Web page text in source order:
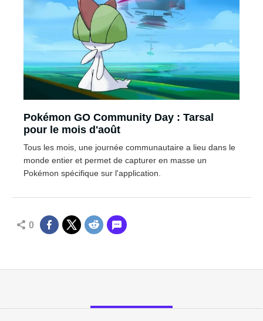
Pokémon GO Community Day : Tarsal
pour le mois d'août
Tous les mois, une journée communautaire a lieu dans le
monde entier et permet de capturer en masse un
Pokémon spécifique sur l'application.
0